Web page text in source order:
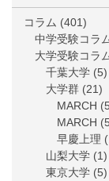
コラム (401)
中学受験コラ
大学受験コラ
千葉大学 (5)
大学群 (21)
MARCH
MARCH
早慶上理
山梨大学 (1)
東京大学 (5)